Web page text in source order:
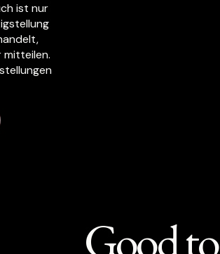
ist nur
mitteilen.
Good to